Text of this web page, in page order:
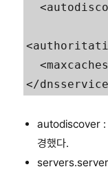
  <autodiscover>false</autodiscover>
  <maxcachesize>50000</maxcachesize>
</
autodiscover :
경했다.
servers.server